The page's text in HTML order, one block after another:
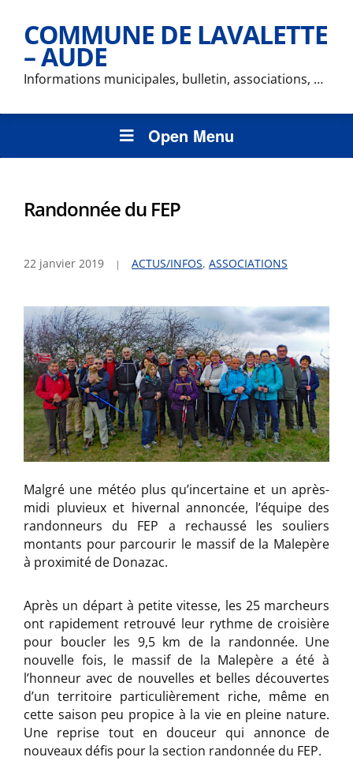
COMMUNE DE LAVALETTE
– AUDE
Informations municipales, bulletin, associations, …
Open Menu
Randonnée du FEP
22 janvier 2019 ACTUS/INFOS, ASSOCIATIONS
Malgré une météo plus qu’incertaine et un après-
midi pluvieux et hivernal annoncée, l’équipe des
randonneurs du FEP a rechaussé les souliers
montants pour parcourir le massif de la Malepère
à proximité de Donazac.
Après un départ à petite vitesse, les 25 marcheurs
ont rapidement retrouvé leur rythme de croisière
pour boucler les 9,5 km de la randonnée. Une
nouvelle fois, le massif de la Malepère a été à
l’honneur avec de nouvelles et belles découvertes
d’un territoire particulièrement riche, même en
cette saison peu propice à la vie en pleine nature.
Une reprise tout en douceur qui annonce de
nouveaux défis pour la section randonnée du FEP.